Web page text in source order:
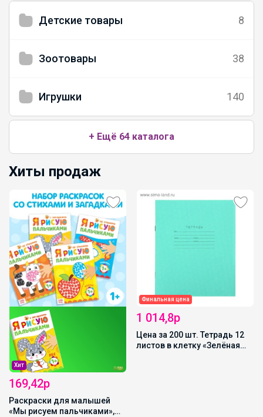
Детские товары 8
Зоотовары 38
Игрушки 140
+ Ещё 64 каталога
Хиты продаж
Хит
169,42р
Раскраски для малышей
«Мы рисуем пальчиками»,
Финальная цена
1 014,8р
Цена за 200 шт. Тетрадь 12
листов в клетку «Зелёная